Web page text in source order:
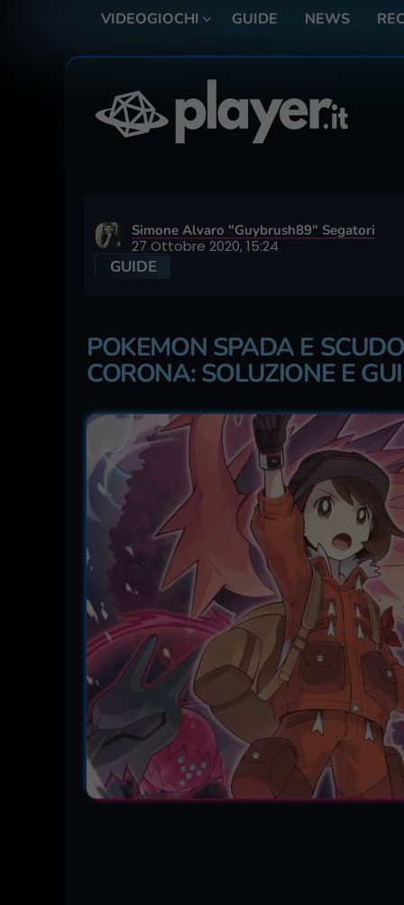
VIDEOGIOCHI GUIDE NEWS
Simone Alvaro "Guybrush89" Segatori
27 Ottobre 2020, 15:24
GUIDE
POKEMON SPADA E
CORONA: SOLUZIONE E